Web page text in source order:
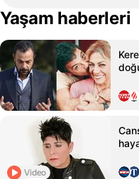
Yaşam haberleri
Video